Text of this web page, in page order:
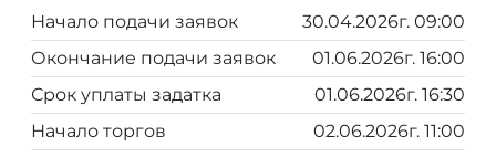
Начало подачи заявок
30.04.2026г. 09:00
Окончание подачи заявок
01.06.2026г. 16:00
Срок уплаты задатка
01.06.2026г. 16:30
Начало торгов
02.06.2026г. 11:00